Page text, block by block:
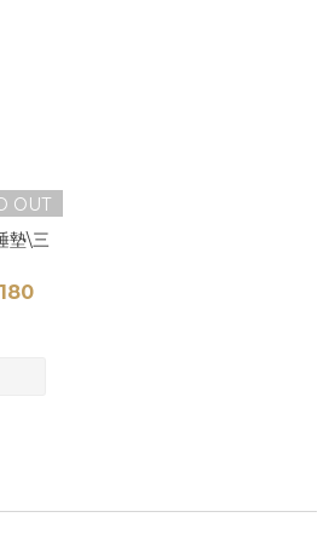
OUT
墊\三